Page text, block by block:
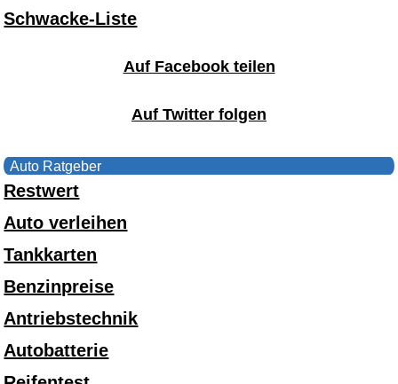
Schwacke-Liste
Auf Facebook teilen
Auf Twitter folgen
Auto Ratgeber
Restwert
Auto verleihen
Tankkarten
Benzinpreise
Antriebstechnik
Autobatterie